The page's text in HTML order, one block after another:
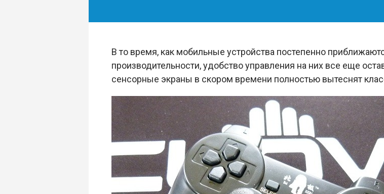
В то время, как мобильные устройства постепенно
производительности, удобство управления на них все еще
сенсорные экраны в скором времени полностью вытеснят